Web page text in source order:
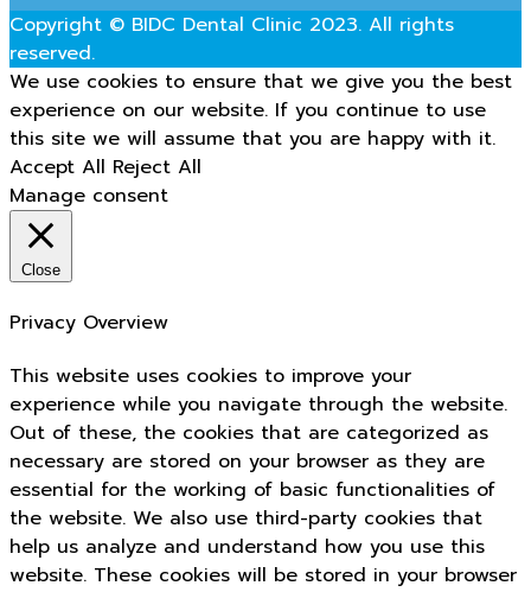
Copyright © BIDC Dental Clinic 2023. All rights
reserved.
We use cookies to ensure that we give you the best
experience on our website. If you continue to use
this site we will assume that you are happy with it.
Accept All Reject All
Manage consent
Close
Privacy Overview
This website uses cookies to improve your
experience while you navigate through the website.
Out of these, the cookies that are categorized as
necessary are stored on your browser as they are
essential for the working of basic functionalities of
the website. We also use third-party cookies that
help us analyze and understand how you use this
website. These cookies will be stored in your browser